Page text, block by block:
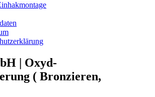
| Oxyd-
( Bronzieren,